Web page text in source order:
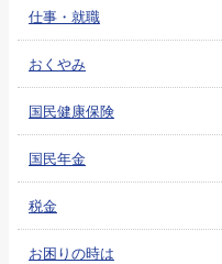
仕事・就職
おくやみ
国民健康保険
国民年金
税金
お困りの時は